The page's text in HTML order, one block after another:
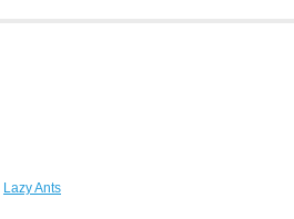
Lazy Ants